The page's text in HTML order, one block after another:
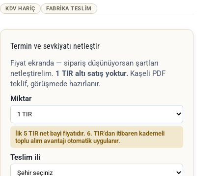
KDV HARIÇ FABRIKA TESLIM
Termin ve sevkiyatı netleştir
Fiyat ekranda — sipariş düşünüyorsan şartları
netleştirelim. 1 TIR altı satış yoktur. Kaşeli PDF
teklif, görüşmede hazırlanır.
Miktar
İlk 5 TIR net bayi fiyatıdır. 6. TIR'dan itibaren kademeli
toplu alım avantajı otomatik uygulanır.
Teslim ili